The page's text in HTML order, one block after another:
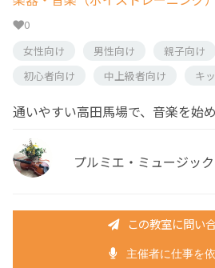
0
女性向け
男性向け 親子向け
初心者向け
中上級者向け キ
通いやすい高田馬場で、音楽を始
プルミエ・ミュージッ
この教室に問い
主催者に仕事を